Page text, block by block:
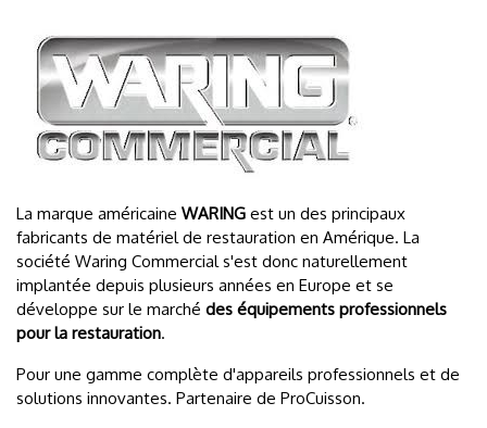
La marque américaine WARING est un des principaux
fabricants de matériel de restauration en Amérique. La
société Waring Commercial s'est donc naturellement
implantée depuis plusieurs années en Europe et se
développe sur le marché des équipements professionnels
pour la restauration.
Pour une gamme complète d'appareils professionnels et de
solutions innovantes. Partenaire de ProCuisson.